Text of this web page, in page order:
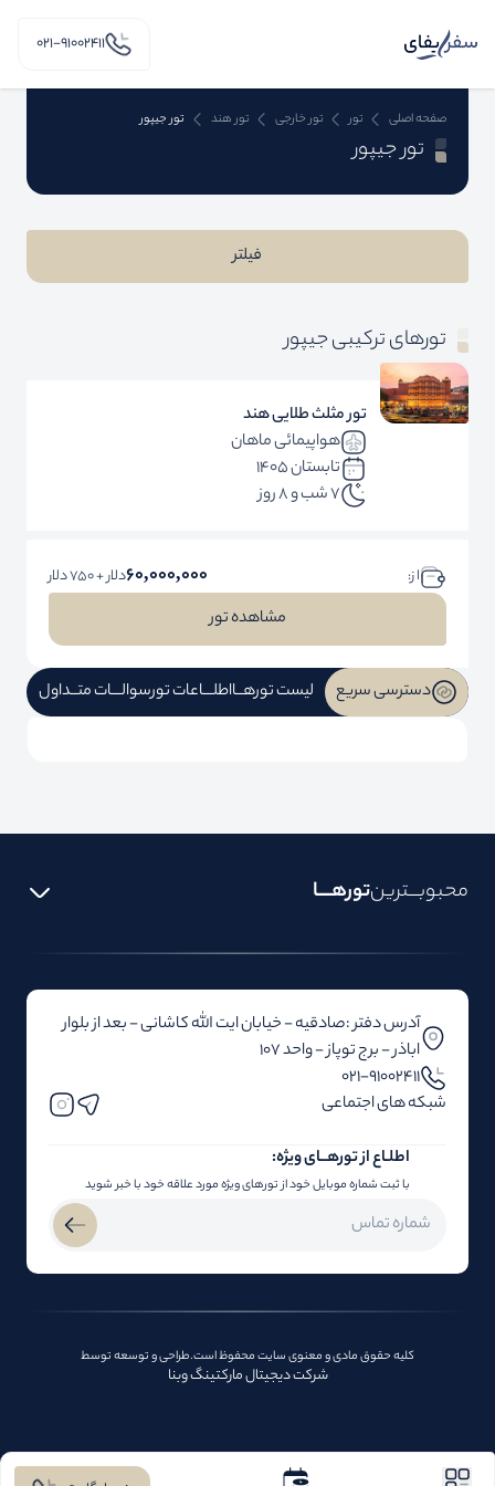
۰۲۱-91002411
صفحه اصلی تور تور خارجی تور هند تور جیپور
تور جیپور
فیلتر
تورهای ترکیبی جیپور
تور مثلث طلایی هند
هواپیمائی ماهان
تابستان 1405
7 شب و 8 روز
ا ز: 60,000,000دلار + 750 دلار
مشاهده تور
دسترسی سریع لیست تورهــااطلـــاعات تورسوالـــات متــداول
محبوبـــترینتورهــــا
آدرس دفتر :صادقیه - خیابان ایت الله کاشانی - بعد از بلوار‌‌
اباذر - برج توپاز - واحد 107
۰۲۱-91002411
شبکه های اجتماعی
اطلـاع از تور‌هــای ویژه:
با ثبت شماره موبایل خود از تورهای ویژه مورد علاقه خود با خبر شوید
کلیه حقوق مادی و معنوی سایت محفوظ است.طراحی و توسعه توسط
شرکت دیجیتال مارکتینگ وبنا